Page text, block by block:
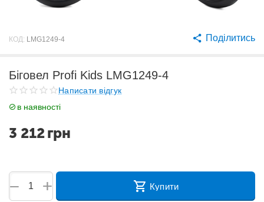
КОД: LMG1249-4 Поділитись
Біговел Profi Kids LMG1249-4
Написати відгук
в наявності
3 212грн
+
− Купити